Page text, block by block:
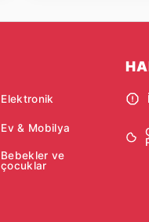
Elektronik
Ev & Mobilya
Bebekler ve
çocuklar